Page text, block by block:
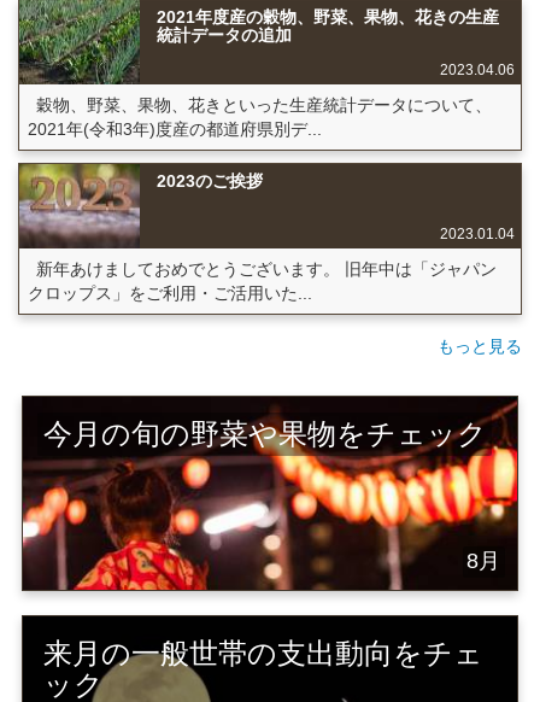
2021年度産の穀物、野菜、果物、花きの生産
統計データの追加
2023.04.06
穀物、野菜、果物、花きといった生産統計データについて、
2021年(令和3年)度産の都道府県別デ...
2023のご挨拶
2023.01.04
新年あけましておめでとうございます。 旧年中は「ジャパン
クロップス」をご利用・ご活用いた...
もっと見る
今月の旬の野菜や果物をチェック
8月
来月の一般世帯の支出動向をチェ
ック